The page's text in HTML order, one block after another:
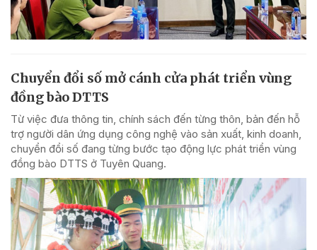
Chuyển đổi số mở cánh cửa phát triển vùng
đồng bào DTTS
Từ việc đưa thông tin, chính sách đến từng thôn, bản đến hỗ
trợ người dân ứng dụng công nghệ vào sản xuất, kinh doanh,
chuyển đổi số đang từng bước tạo động lực phát triển vùng
đồng bào DTTS ở Tuyên Quang.